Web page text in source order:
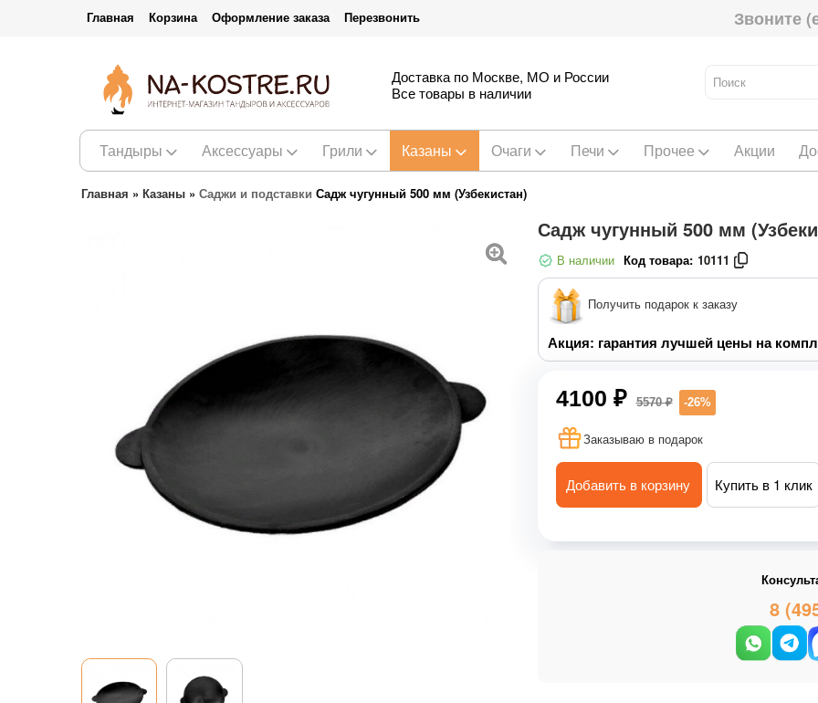
Главная Корзина Оформление заказа Перезвонить Звоните
Доставка по Москве, МО и России
Все товары в наличии
Тандыры Аксессуары Грили Казаны Очаги Печи Прочее Акции
Главная » Казаны » Саджи и подставки Садж чугунный 500 мм (Узбекистан)
Садж чугунный 500 мм
В наличии Код товара: 10111
Получить подарок к заказу
Акция: гарантия лучшей цены на
4100 ₽ 5570 ₽ -26%
Заказываю в подарок
Добавить в корзину Купить в 1 клик
8